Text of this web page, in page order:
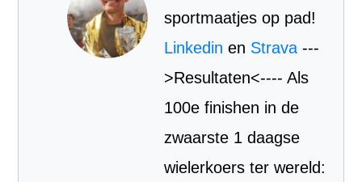
sportmaatjes op pad!
Linkedin en Strava ---
>Resultaten<---- Als
100e finishen in de
zwaarste 1 daagse
wielerkoers ter wereld: